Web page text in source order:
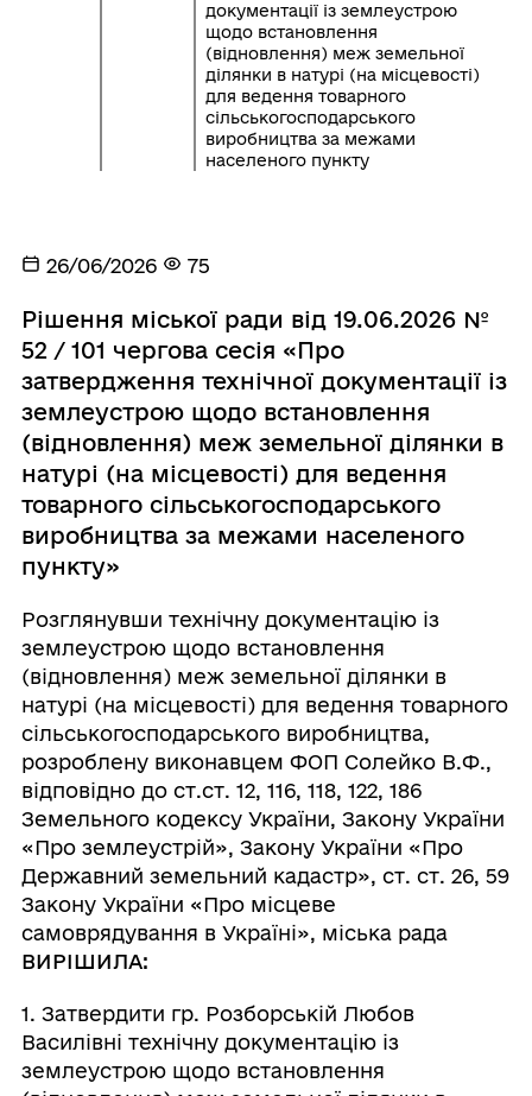
документації із землеустрою
щодо встановлення
(відновлення) меж земельної
ділянки в натурі (на місцевості)
для ведення товарного
сільськогосподарського
виробництва за межами
населеного пункту
26/06/2026 75
Рішення міської ради від 19.06.2026 №
52 / 101 чергова сесія «Про
затвердження технічної документації із
землеустрою щодо встановлення
(відновлення) меж земельної ділянки в
натурі (на місцевості) для ведення
товарного сільськогосподарського
виробництва за межами населеного
пункту»
Розглянувши технічну документацію із
землеустрою щодо встановлення
(відновлення) меж земельної ділянки в
натурі (на місцевості) для ведення товарного
сільськогосподарського виробництва,
розроблену виконавцем ФОП Солейко В.Ф.,
відповідно до cт.ст. 12, 116, 118, 122, 186
Земельного кодексу України, Закону України
«Про землеустрій», Закону України «Про
Державний земельний кадастр», ст. ст. 26, 59
Закону України «Про місцеве
самоврядування в Україні», міська рада
ВИРІШИЛА:
1. Затвердити гр. Розборській Любов
Василівні технічну документацію із
землеустрою щодо встановлення